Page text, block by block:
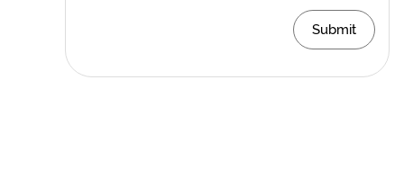
Submit